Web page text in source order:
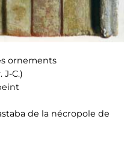
ornements
J-C.)
de la nécropole de